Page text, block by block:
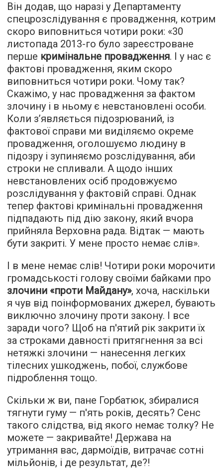
Він додав, що наразі у Департаменту
спецрозслідування є провадження, котрим
скоро виповниться чотири роки: «30
листопада 2013-го було зареєстроване
перше кримінальне провадження. І у нас є
фактові провадження, яким скоро
виповниться чотири роки. Чому так?
Скажімо, у нас провадження за фактом
злочину і в ньому є невстановлені особи.
Коли з’являється підозрюваний, із
фактової справи ми виділяємо окреме
провадження, оголошуємо людину в
підозру і зупиняємо розслідування, аби
строки не спливали. А щодо інших
невстановлених осіб продовжуємо
розслідування у фактовій справі. Однак
тепер фактові кримінальні провадження
підпадають під дію закону, який вчора
прийняла Верховна рада. Відтак — мають
бути закриті. У мене просто немає слів».
І в мене немає слів! Чотири роки морочити
громадськості голову своїми байками про
злочини «проти Майдану», хоча, наскільки
я чув від поінформованих джерел, бувають
виключно злочину проти закону. І все
заради чого? Щоб на п'ятий рік закрити їх
за строками давності притягнення за всі
нетяжкі злочини — нанесення легких
тілесних ушкоджень, побої, службове
підроблення тощо.
Скільки ж ви, пане Горбатюк, збиралися
тягнути гуму — п'ять років, десять? Сенс
такого слідства, від якого немає толку? Не
можете — закривайте! Держава на
утримання вас, дармоїдів, витрачає сотні
мільйонів, і де результат, де?!